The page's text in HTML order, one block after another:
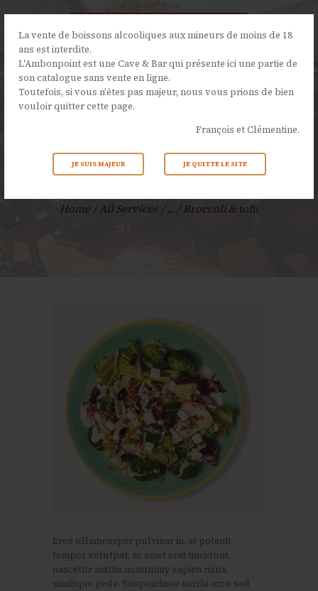
La vente de boissons alcooliques aux mineurs de moins de 18
ans est interdite.
L'Ambonpoint est une Cave & Bar qui présente ici une partie de
son catalogue sans vente en ligne.
Toutefois, si vous n'êtes pas majeur, nous vous prions de bien
vouloir quitter cette page.
François et Clémentine.
JE SUIS MAJEUR JE QUITTE LE SITE
Broccoli & tofu
Home All Services ... Broccoli & tofu
L’AMBONPOINT
LA CAVE
NOS ÉVÉNEMENTS
ACTUALITÉS
CONTACTS
Eros ullamcorper pulvinar in, at potenti
tempor volutpat, ac amet erat tincidunt,
nascetur mattis nonummy sapien risus,
similique pede. Suspendisse morbi arcu sed